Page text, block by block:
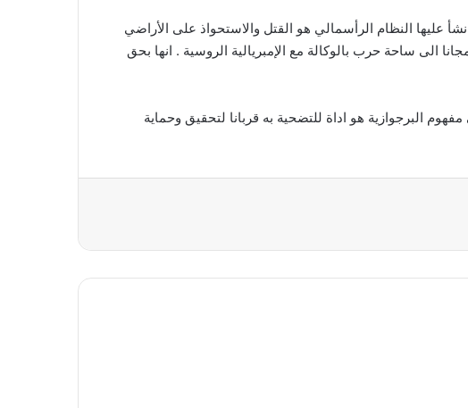
عليها النظام الرأسمالي هو القتل والاستحواذ على الأراضي
ساحة حرب بالوكالة مع الإمبريالية الروسية . انها بحق
البرجوازية هو اداة للتضحية به قربانا لتحقيق وحماية